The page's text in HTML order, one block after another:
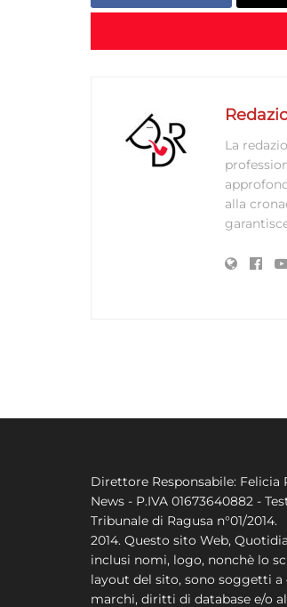
La
alla
Direttore Responsabile: Felicia
News - P.IVA 01673640882 -
Tribunale di Ragusa n°01/2014.
2014. Questo sito Web,
inclusi nomi, logo, nonchè lo
layout del sito, sono soggetti
marchi, diritti di database e/o